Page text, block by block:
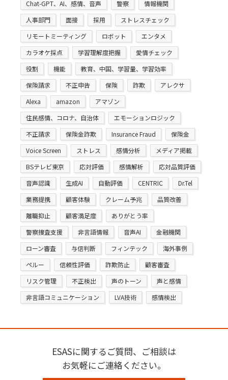
Chat-GPT、AI、感情、音声
警察
情報機関
人事部門
面接 採用
ストレスチェック
リモートミーティング
ロボット
エンタメ
カラオケ採点
学習理解度把握
愛情チェック
役割
機能
教育、中国、学習量、学習効率
保険請求
不正申告 保険 詐欺
アレクサ
Alexa
amazon
アマゾン
住民感情、コロナ、自治体
エモーションロジック
不正請求
保険金詐欺 Insurance Fraud
保険金
Voice Screen
ストレス 感情分析
メディア掲載
BSテレビ東京
応対評価 感情解析
応対品質評価
音声認識
生成AI 自動評価 CENTRIC
Dr.Tel
業務提携
顧客体験 クレーム予兆
品質改善
離職抑止
顧客満足度
ありがとう率
警察捜査支援
非言語情報 音声AI
金融機関
ローン審査
与信判断 フィンテック
海外事例
ペルー
信頼性評価 詐欺防止
顧客審査
リスク管理
不正検出 声のトーン
声と感情
非言語コミュニケーション
LVA技術 感情検出
ESASに関するご質問、ご相談は
お気軽にご連絡ください。